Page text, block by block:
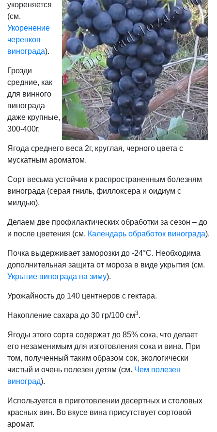
укореняется
(см.
Укоренение
черенков
винограда).
Грозди
средние, как
для винного
винограда
даже крупные,
300-400г.
Ягода среднего веса 2г, круглая, черного цвета с
мускатным ароматом.
Сорт весьма устойчив к распространенным болезням
винограда (серая гниль, филлоксера и оидиум с
милдью).
Делаем две профилактических обработки за сезон – до
и после цветения (см. Календарь обработок винограда).
Почка выдерживает заморозки до -24°С. Необходима
дополнительная защита от мороза в виде укрытия (см.
Укрытие винограда на зиму).
Урожайность до 140 центнеров с гектара.
Накопление сахара до 30 гр/100 см3.
Ягоды этого сорта содержат до 85% сока, что делает
его незаменимым для изготовления сока и вина. При
том, полученный таким образом сок, экологически
чистый и очень полезен детям (см. Чем полезен
виноград).
Используется в приготовлении десертных и столовых
красных вин. Во вкусе вина присутствует сортовой
аромат.